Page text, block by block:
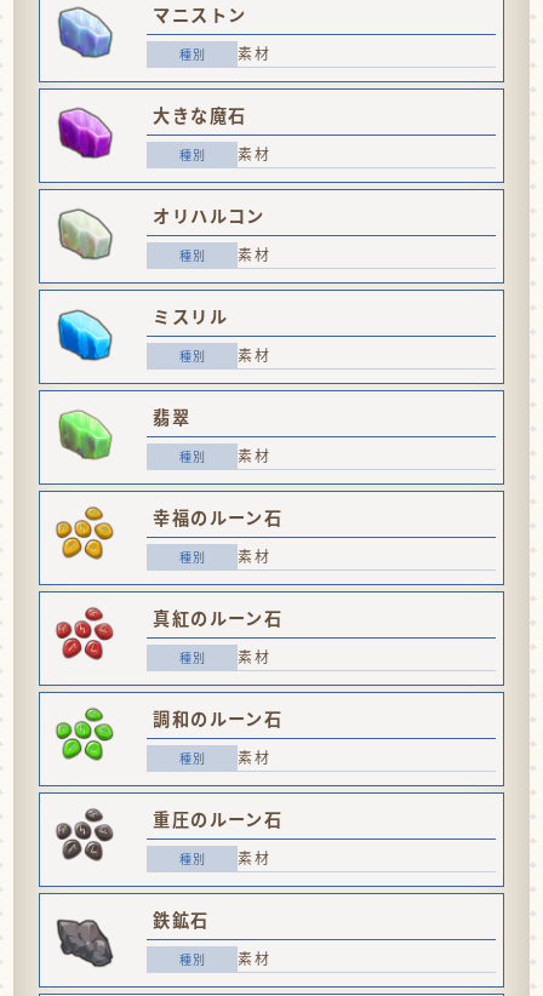
マニストン
素材
大きな魔石
素材
オリハルコン
素材
ミスリル
素材
翡翠
素材
幸福のルーン石
素材
真紅のルーン石
素材
調和のルーン石
素材
重圧のルーン石
素材
鉄鉱石
素材